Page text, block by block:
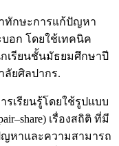
าทักษะการแก้ปัญหา
อก โดยใช้เทคนิค
เรียนชั้นมัธยมศึกษาปี
ยศิลปากร.
รเรียนรู้โดยใช้รูปแบบ
เรื่องสถิติ ที่มี
หาและความสามารถ